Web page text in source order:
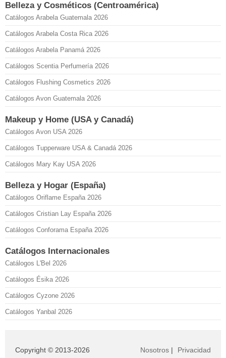
Belleza y Cosméticos (Centroamérica)
Catálogos Arabela Guatemala 2026
Catálogos Arabela Costa Rica 2026
Catálogos Arabela Panamá 2026
Catálogos Scentia Perfumería 2026
Catálogos Flushing Cosmetics 2026
Catálogos Avon Guatemala 2026
Makeup y Home (USA y Canadá)
Catálogos Avon USA 2026
Catálogos Tupperware USA & Canadá 2026
Catálogos Mary Kay USA 2026
Belleza y Hogar (España)
Catálogos Oriflame España 2026
Catálogos Cristian Lay España 2026
Catálogos Conforama España 2026
Catálogos Internacionales
Catálogos L'Bel 2026
Catálogos Ésika 2026
Catálogos Cyzone 2026
Catálogos Yanbal 2026
Copyright © 2013-2026 Nosotros | Privacidad